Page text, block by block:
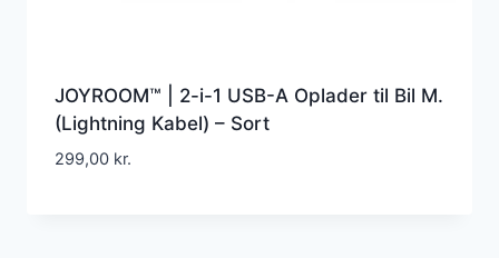
JOYROOM™ | 2-i-1 USB-A Oplader til Bil M.
(Lightning Kabel) – Sort
299,00 kr.